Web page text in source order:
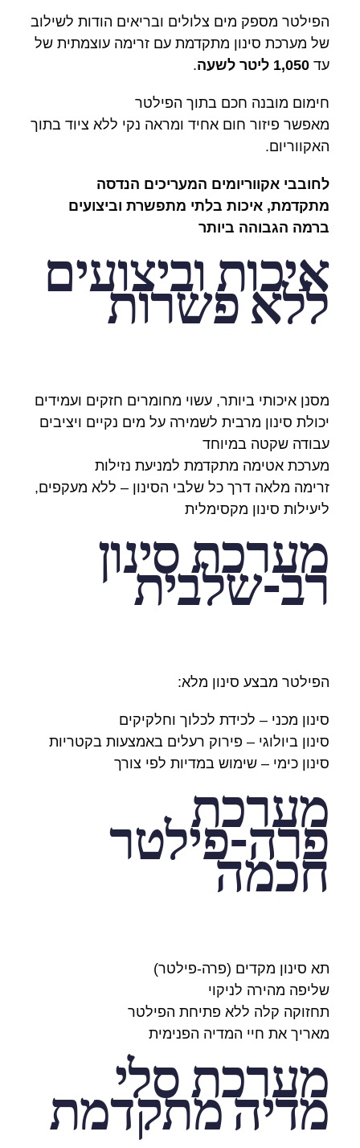
הפילטר מספק מים צלולים ובריאים הודות לשילוב
של מערכת סינון מתקדמת עם זרימה עוצמתית של
עד 1,050 ליטר לשעה .
חימום מובנה חכם בתוך הפילטר
מאפשר פיזור חום אחיד ומראה נקי ללא ציוד בתוך
האקווריום.
לחובבי אקווריומים המעריכים הנדסה
מתקדמת, איכות בלתי מתפשרת וביצועים
ברמה הגבוהה ביותר
איכות וביצועים
ללא פשרות
מסנן איכותי ביותר, עשוי מחומרים חזקים ועמידים
יכולת סינון מרבית לשמירה על מים נקיים ויציבים
עבודה שקטה במיוחד
מערכת אטימה מתקדמת למניעת נזילות
זרימה מלאה דרך כל שלבי הסינון – ללא מעקפים,
ליעילות סינון מקסימלית
מערכת סינון
רב-שלבית
הפילטר מבצע סינון מלא:
סינון מכני – לכידת לכלוך וחלקיקים
סינון ביולוגי – פירוק רעלים באמצעות בקטריות
סינון כימי – שימוש במדיות לפי צורך
מערכת
פרה-פילטר
חכמה
תא סינון מקדים (פרה-פילטר)
שליפה מהירה לניקוי
תחזוקה קלה ללא פתיחת הפילטר
מאריך את חיי המדיה הפנימית
מערכת סלי
מדיה מתקדמת